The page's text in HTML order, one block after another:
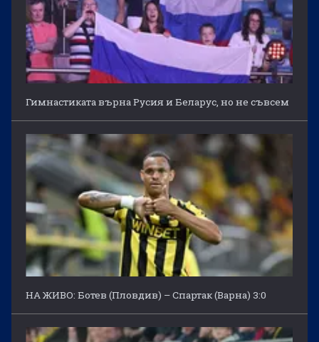
Гимнастиката върна Русия и Беларус, но не съвсем
НА ЖИВО: Ботев (Пловдив) – Спартак (Варна) 3:0